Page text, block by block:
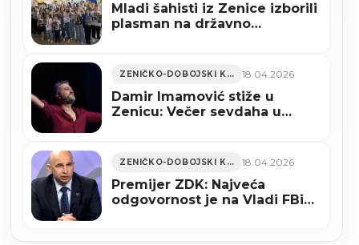
Mladi šahisti iz Zenice izborili
plasman na državno
ZENIČKO-DOBOJSKI KANTON 18.04.2026
Damir Imamović stiže u
Zenicu: Večer sevdaha u
ZENIČKO-DOBOJSKI KANTON 18.04.2026
Premijer ZDK: Najveća
odgovornost je na Vladi FBiH,